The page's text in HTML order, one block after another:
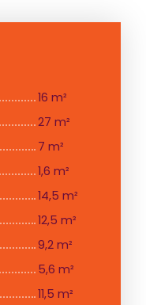
16 m²
27 m²
7 m²
1,6 m²
14,5 m²
12,5 m²
9,2 m²
5,6 m²
11,5 m²